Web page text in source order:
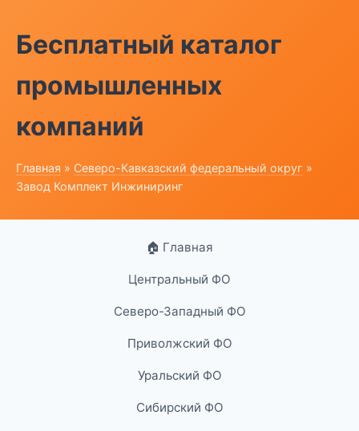
Бесплатный каталог
промышленных
компаний
Главная » Северо-Кавказский федеральный округ »
Завод Комплект Инжиниринг
🏠 Главная
Центральный ФО
Северо-Западный ФО
Приволжский ФО
Уральский ФО
Сибирский ФО